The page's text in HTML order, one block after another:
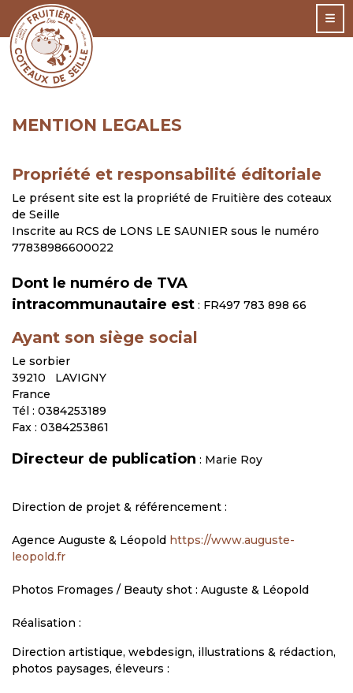
MENTION LEGALES
Propriété et responsabilité éditoriale
Le présent site est la propriété de Fruitière des coteaux
de Seille
Inscrite au RCS de LONS LE SAUNIER sous le numéro
77838986600022
Dont le numéro de TVA
intracommunautaire est : FR497 783 898 66
Ayant son siège social
Le sorbier
39210 LAVIGNY
France
Tél : 0384253189
Fax : 0384253861
Directeur de publication : Marie Roy
Direction de projet & référencement :
Agence Auguste & Léopold https://www.auguste-
leopold.fr
Photos Fromages / Beauty shot : Auguste & Léopold
Réalisation :
Direction artistique, webdesign, illustrations & rédaction,
photos paysages, éleveurs :